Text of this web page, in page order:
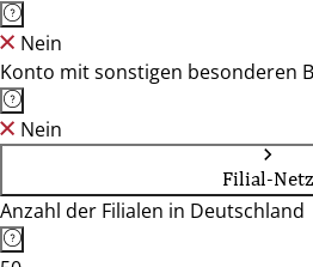
Nein
Konto mit sonstigen besonderen
Nein
Filial-Netz
Anzahl der Filialen in Deutschland